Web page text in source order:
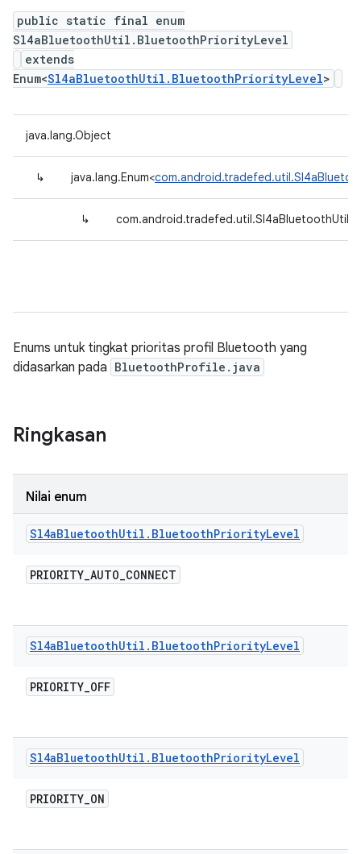
public static final enum
Sl4aBluetoothUtil.BluetoothPriorityLevel
extends
Enum<Sl4aBluetoothUtil.BluetoothPriorityLevel>
java.lang.Object
↳ java.lang.Enum<
↳
Enums untuk tingkat prioritas profil Bluetooth yang
didasarkan pada BluetoothProfile.java
Ringkasan
Nilai enum
Sl4aBluetoothUtil . BluetoothPriorityLevel
PRIORITY_AUTO_CONNECT
Sl4aBluetoothUtil . BluetoothPriorityLevel
PRIORITY_OFF
Sl4aBluetoothUtil . BluetoothPriorityLevel
PRIORITY_ON